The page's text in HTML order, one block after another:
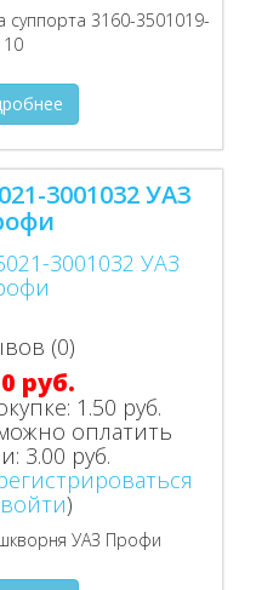
3160-3501019-
10
3001032 УАЗ
(0)
руб.
1.50 руб.
оплатить
3.00 руб.
войти)
УАЗ Профи